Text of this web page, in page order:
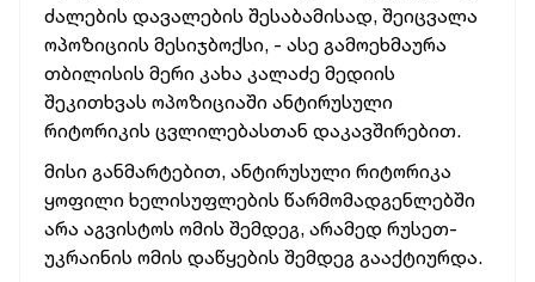
ძალების დავალების შესაბამისად, შეიცვალა
ოპოზიციის მესიჯბოქსი, - ასე გამოეხმაურა
თბილისის მერი კახა კალაძე მედიის
შეკითხვას ოპოზიციაში ანტირუსული
რიტორიკის ცვლილებასთან დაკავშირებით.
მისი განმარტებით, ანტირუსული რიტორიკა
ყოფილი ხელისუფლების წარმომადგენლებში
არა აგვისტოს ომის შემდეგ, არამედ რუსეთ-
უკრაინის ომის დაწყების შემდეგ გააქტიურდა.